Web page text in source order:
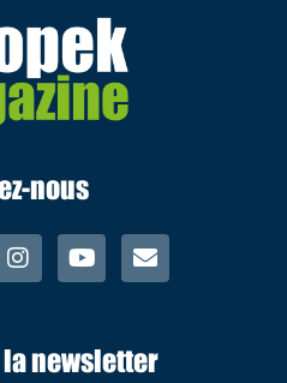
nous
newsletter